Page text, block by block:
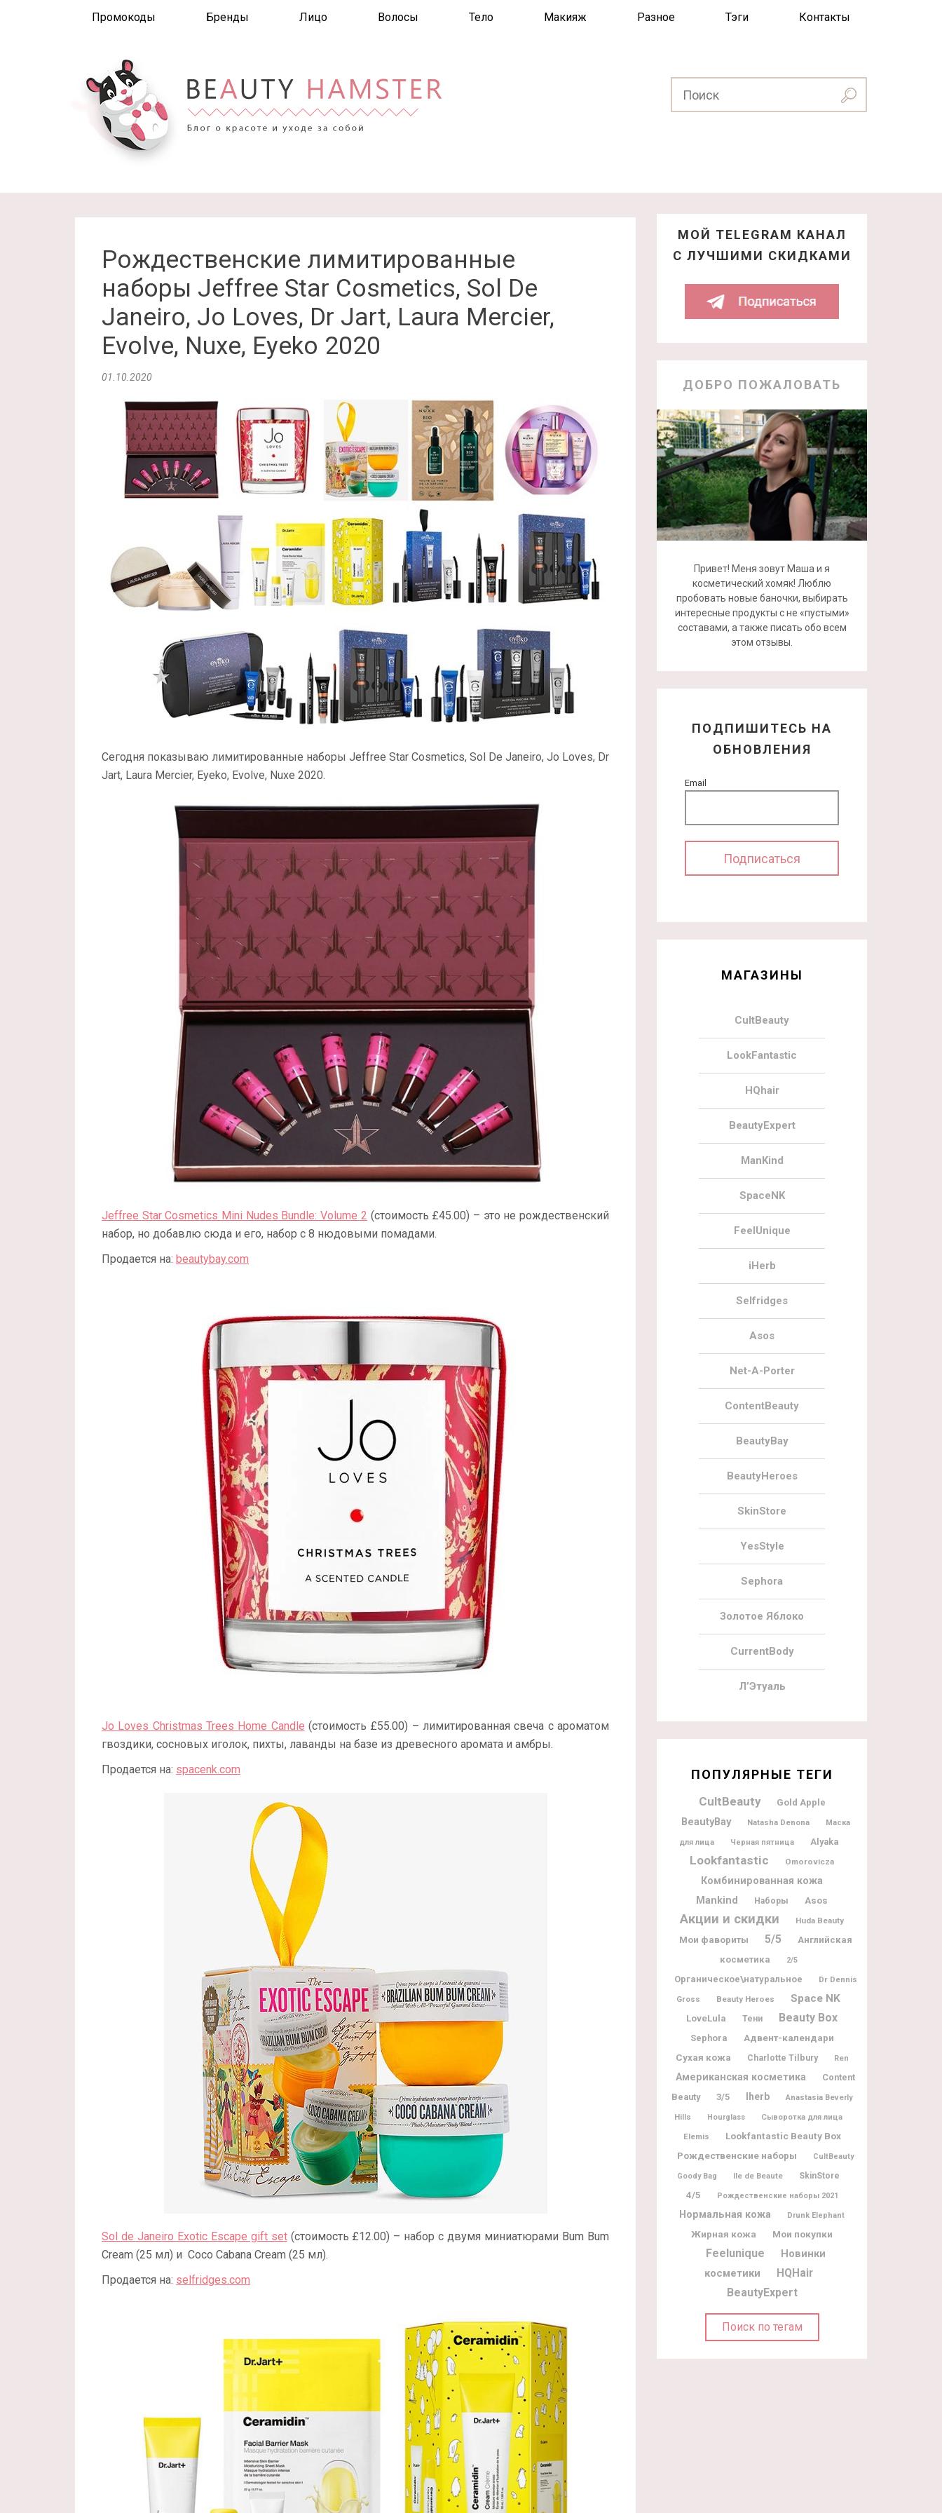
Промокоды Бренды Лицо Волосы Тело Макияж Разное Тэги Контакты
Рождественские лимитированные
наборы Jeffree Star Cosmetics, Sol De
Janeiro, Jo Loves, Dr Jart, Laura Mercier,
Evolve, Nuxe, Eyeko 2020
01.10.2020
Сегодня показываю лимитированные наборы Jeffree Star Cosmetics, Sol De Janeiro, Jo Loves, Dr
Jart, Laura Mercier, Eyeko, Evolve, Nuxe 2020.
Jeffree Star Cosmetics Mini Nudes Bundle: Volume 2 (стоимость £45.00) – это не рождественский
набор, но добавлю сюда и его, набор с 8 нюдовыми помадами.
Продается на: beautybay.com
Jo Loves Christmas Trees Home Candle (стоимость £55.00) – лимитированная свеча с ароматом
гвоздики, сосновых иголок, пихты, лаванды на базе из древесного аромата и амбры.
Продается на: spacenk.com
Sol de Janeiro Exotic Escape gift set(стоимость £12.00) – набор с двумя миниатюрами Bum Bum
Cream (25 мл) и Coco Cabana Cream (25 мл).
Продается на: selfridges.com
МОЙ TELEGRAM КАНАЛ
С ЛУЧШИМИ СКИДКАМИ
ДОБРО ПОЖАЛОВАТЬ
Привет! Меня зовут Маша и я
косметический хомяк! Люблю
пробовать новые баночки, выбирать
интересные продукты с не «пустыми»
составами, а также писать обо всем
этом отзывы.
ПОДПИШИТЕСЬ НА
ОБНОВЛЕНИЯ
Email
МАГАЗИНЫ
CultBeauty
LookFantastic
HQhair
BeautyExpert
ManKind
SpaceNK
FeelUnique
iHerb
Selfridges
Asos
Net-A-Porter
ContentBeauty
BeautyBay
BeautyHeroes
SkinStore
YesStyle
Sephora
Золотое Яблоко
CurrentBody
Л’Этуаль
ПОПУЛЯРНЫЕ ТЕГИ
CultBeauty Gold Apple
BeautyBay Natasha Denona Маска
для лица Черная пятница Alyaka
Lookfantastic Omorovicza
Комбинированная кожа
Mankind Наборы Asos
Акции и скидки Huda Beauty
Мои фавориты 5/5
Английская
косметика
2/5
Органическое\натуральное
Dr Dennis
Gross
Beauty Heroes Space NK
LoveLula Тени Beauty Box
Sephora Адвент-календари
Сухая кожа Charlotte Tilbury Ren
Американская косметика
Content
Beauty
3/5 Iherb Anastasia Beverly
Hills Hourglass Сыворотка для лица
Elemis
Lookfantastic Beauty Box
Рождественские наборы
CultBeauty
Goody Bag Ile de Beaute SkinStore
4/5 Рождественские наборы 2021
Нормальная кожа Drunk Elephant
Жирная кожа Мои покупки
Feelunique
Новинки
косметики
HQHair
BeautyExpert
Поиск по тегам